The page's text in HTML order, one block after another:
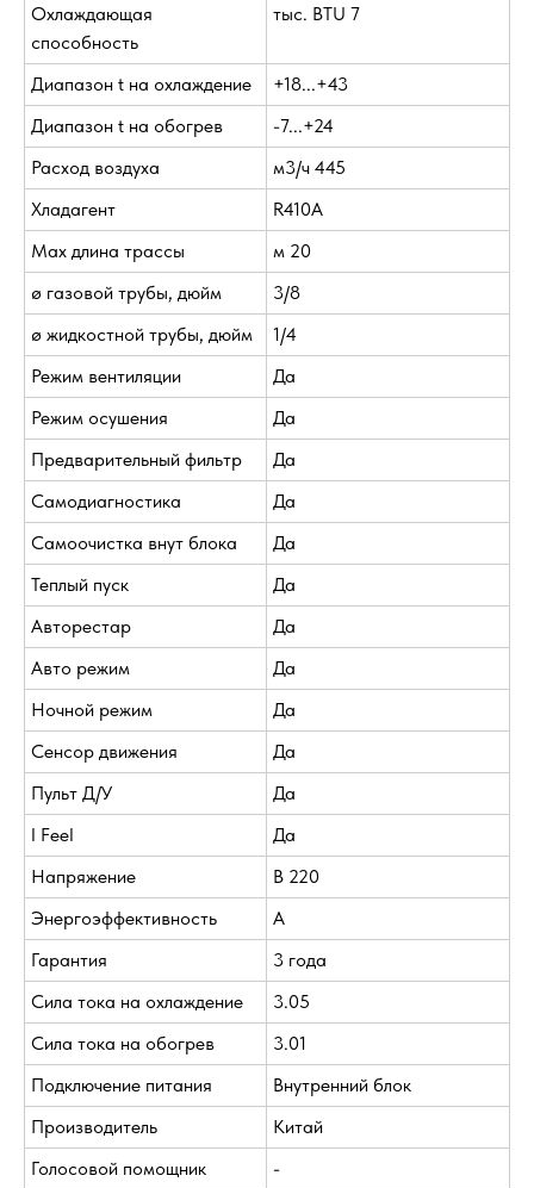
Охлаждающая
способность
тыс. BTU 7
Диапазон t на охлаждение
+18...+43
Диапазон t на обогрев
-7...+24
Расход воздуха
м3/ч 445
Хладагент
R410A
Max длина трассы
м 20
ø газовой трубы, дюйм
3/8
ø жидкостной трубы, дюйм
1/4
Режим вентиляции
Да
Режим осушения
Да
Предварительный фильтр
Да
Самодиагностика
Да
Самоочистка внут блока
Да
Теплый пуск
Да
Авторестар
Да
Авто режим
Да
Ночной режим
Да
Сенсор движения
Да
Пульт Д/У
Да
I Feel
Да
Напряжение
В 220
Энергоэффективность
A
Гарантия
3 года
Сила тока на охлаждение
3.05
Сила тока на обогрев
3.01
Подключение питания
Внутренний блок
Производитель
Китай
Голосовой помощник
-